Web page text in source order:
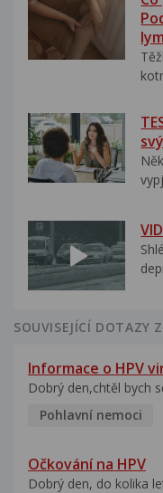
SOUVISEJÍCÍ DOTAZY
Informace o HPV
Dobrý den,chtěl bych
Pohlavní nemoci
Očkování na HPV
Dobrý den, do kolika